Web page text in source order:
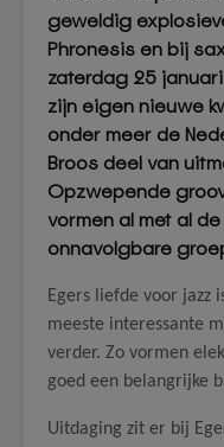
geweldig
Phronesis en bij
zaterdag 25
zijn eigen nieuwe
onder meer de
Broos deel van
Opzwepende
vormen al met al
onnavolgbare
Egers liefde voor jazz
meeste interessante
verder. Zo vormen
goed een belangrijke
Uitdaging zit er bij